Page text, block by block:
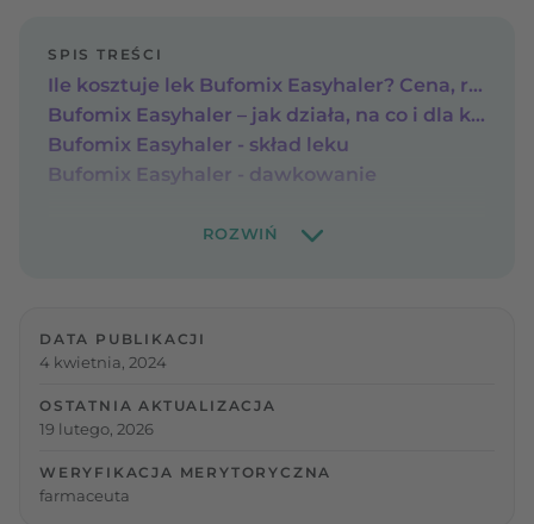
SPIS TREŚCI
Ile kosztuje lek Bufomix Easyhaler? Cena, refundacja
Bufomix Easyhaler – jak działa, na co i dla kogo
Bufomix Easyhaler - skład leku
Bufomix Easyhaler - dawkowanie
DATA PUBLIKACJI
4 kwietnia, 2024
OSTATNIA AKTUALIZACJA
19 lutego, 2026
WERYFIKACJA MERYTORYCZNA
farmaceuta